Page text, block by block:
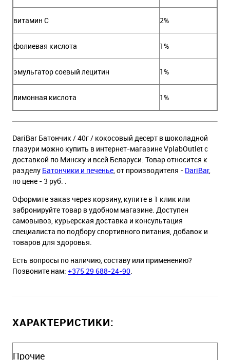
витамин С 2%
фолиевая кислота 1%
эмульгатор соевый лецитин 1%
лимонная кислота 1%
DariBar Батончик / 40г / кокосовый десерт в шоколадной
глазури можно купить в интернет-магазине VplabOutlet с
доставкой по Минску и всей Беларуси. Товар относится к
разделу Батончики и печенье, от производителя - DariBar,
по цене - 3 руб. .
Оформите заказ через корзину, купите в 1 клик или
забронируйте товар в удобном магазине. Доступен
самовывоз, курьерская доставка и консультация
специалиста по подбору спортивного питания, добавок и
товаров для здоровья.
Есть вопросы по наличию, составу или применению?
Позвоните нам: +375 29 688-24-90.
ХАРАКТЕРИСТИКИ:
Прочие